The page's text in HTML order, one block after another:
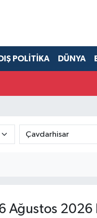
DIŞ POLİTİKA DÜNYA
Ağustos 2026